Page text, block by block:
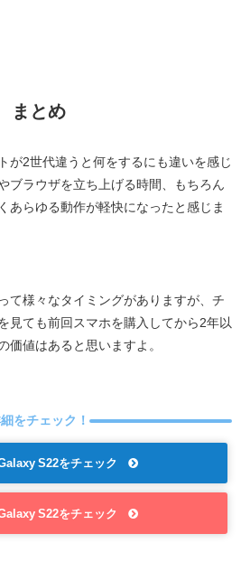
まとめ
が2世代違うと何をするにも違いを感じ
ブラウザを立ち上げる時間、もちろん
あらゆる動作が軽快になったと感じま
て様々なタイミングがありますが、チ
見ても前回スマホを購入してから2年以
価値はあると思いますよ。
をチェック！
S22をチェック
S22をチェック